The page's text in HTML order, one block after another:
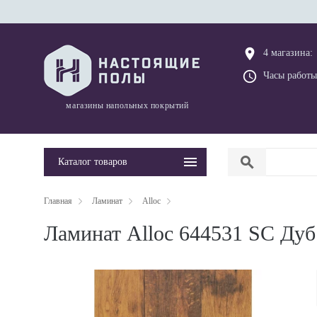
магазины напольных покрытий
place 4 магазина:
query_builder Часы
Каталог товаров search
Главная Ламинат Alloc
Ламинат Alloc 644531 SC